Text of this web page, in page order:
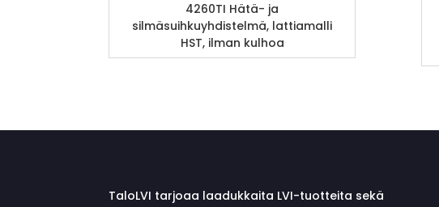
4260TI Hätä- ja
silmäsuihkuyhdistelmä, lattiamalli
HST, ilman kulhoa
TaloLVI tarjoaa laadukkaita LVI-tuotteita sekä